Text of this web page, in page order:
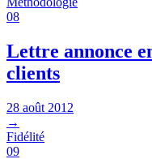
08
Lettre annonce
clients
28 août 2012
→
Fidélité
09